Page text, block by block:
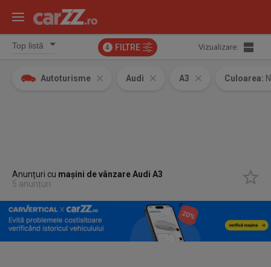
4 FILTRE Vizualizare:
Autoturisme Audi A3 Culoarea:
Anunțuri cu mașini de vânzare Audi A3
5 anunțuri